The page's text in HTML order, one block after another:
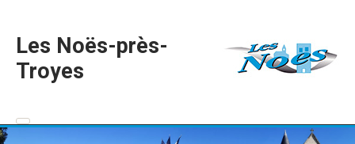
Les Noës-près-
Troyes